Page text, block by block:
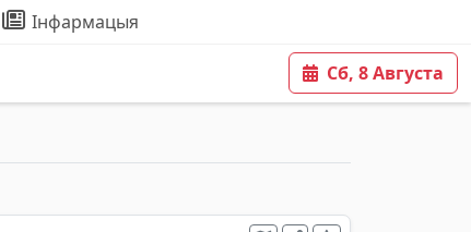
Інфармацыя
Сб, 8 Августа